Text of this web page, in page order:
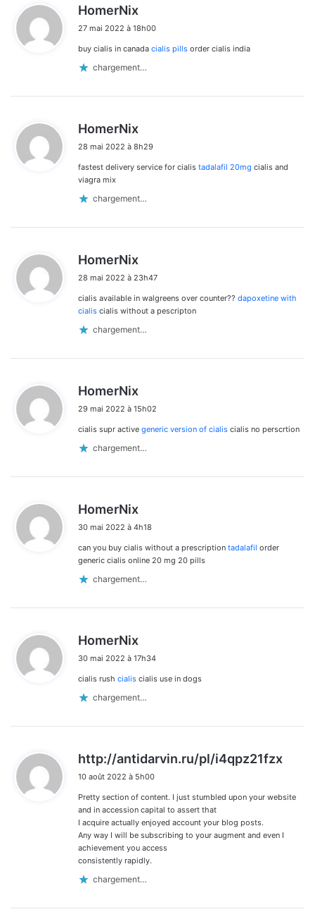
HomerNix
t
27 mai 2022 à 18h00
buy cialis in canada cialis pills order cialis india
chargement…
HomerNix
t
28 mai 2022 à 8h29
fastest delivery service for cialis tadalafil 20mg cialis and
viagra mix
chargement…
HomerNix
t
:
28 mai 2022 à 23h47
cialis available in walgreens over counter?? dapoxetine with
cialis cialis without a pescripton
chargement…
HomerNix
t
29 mai 2022 à 15h02
cialis supr active generic version of cialis cialis no perscrtion
chargement…
HomerNix
t
:
30 mai 2022 à 4h18
can you buy cialis without a prescription tadalafil order
generic cialis online 20 mg 20 pills
chargement…
HomerNix
t
30 mai 2022 à 17h34
cialis rush cialis cialis use in dogs
chargement…
http://antidarvin.ru/pl/i4qpz21fzx
10 août 2022 à 5h00
Pretty section of content. I just stumbled upon your website
and in accession capital to assert that
I acquire actually enjoyed account your blog posts.
Any way I will be subscribing to your augment and even I
achievement you access
consistently rapidly.
chargement…